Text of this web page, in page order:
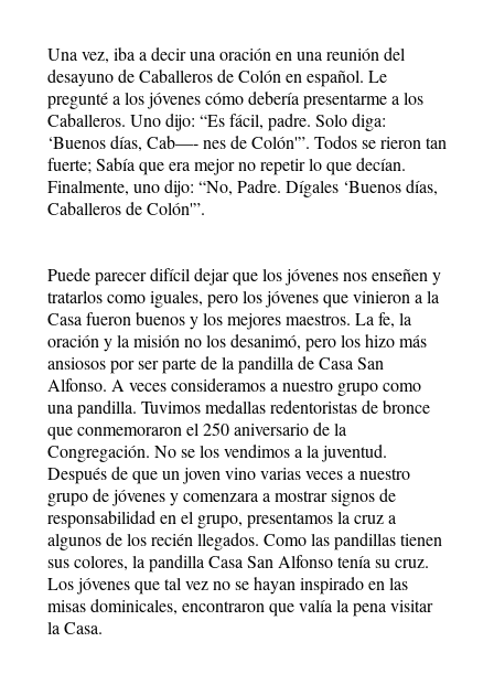
Una vez, iba a decir una oración en una reunión del
desayuno de Caballeros de Colón en español. Le
pregunté a los jóvenes cómo debería presentarme a los
Caballeros. Uno dijo: “Es fácil, padre. Solo diga:
‘Buenos días, Cab—- nes de Colón'”. Todos se rieron tan
fuerte; Sabía que era mejor no repetir lo que decían.
Finalmente, uno dijo: “No, Padre. Dígales ‘Buenos días,
Caballeros de Colón'”.
Puede parecer difícil dejar que los jóvenes nos enseñen y
tratarlos como iguales, pero los jóvenes que vinieron a la
Casa fueron buenos y los mejores maestros. La fe, la
oración y la misión no los desanimó, pero los hizo más
ansiosos por ser parte de la pandilla de Casa San
Alfonso. A veces consideramos a nuestro grupo como
una pandilla. Tuvimos medallas redentoristas de bronce
que conmemoraron el 250 aniversario de la
Congregación. No se los vendimos a la juventud.
Después de que un joven vino varias veces a nuestro
grupo de jóvenes y comenzara a mostrar signos de
responsabilidad en el grupo, presentamos la cruz a
algunos de los recién llegados. Como las pandillas tienen
sus colores, la pandilla Casa San Alfonso tenía su cruz.
Los jóvenes que tal vez no se hayan inspirado en las
misas dominicales, encontraron que valía la pena visitar
la Casa.